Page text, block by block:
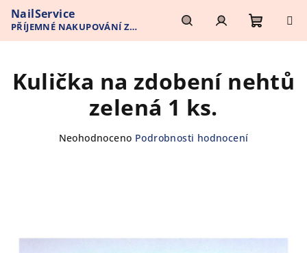
obsah
NailService
PŘÍJEMNÉ NAKUPOVÁNÍ Z
POHODLÍ VAŠEHO DOMOVA
HledatPřihlášení
košík
Kulička na zdobení nehtů
zelená 1 ks.
Průměrné
Neohodnoceno Podrobnosti hodnocení